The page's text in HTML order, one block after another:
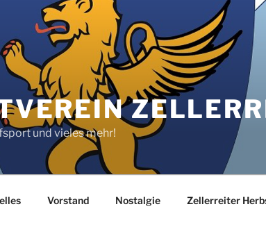
und vieles mehr!
Vorstand Nostalgie Zellerreiter